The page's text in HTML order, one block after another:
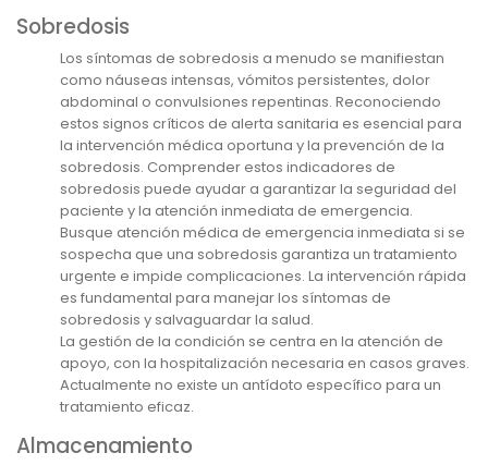
Sobredosis
Los síntomas de sobredosis a menudo se manifiestan
como náuseas intensas, vómitos persistentes, dolor
abdominal o convulsiones repentinas. Reconociendo
estos signos críticos de alerta sanitaria es esencial para
la intervención médica oportuna y la prevención de la
sobredosis. Comprender estos indicadores de
sobredosis puede ayudar a garantizar la seguridad del
paciente y la atención inmediata de emergencia.
Busque atención médica de emergencia inmediata si se
sospecha que una sobredosis garantiza un tratamiento
urgente e impide complicaciones. La intervención rápida
es fundamental para manejar los síntomas de
sobredosis y salvaguardar la salud.
La gestión de la condición se centra en la atención de
apoyo, con la hospitalización necesaria en casos graves.
Actualmente no existe un antídoto específico para un
tratamiento eficaz.
Almacenamiento